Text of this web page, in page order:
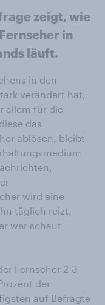
zeigt, wie
in
läuft.
in den
verändert hat,
allem für die
das
ablösen, bleibt
wird eine
täglich reizt,
wer schaut
Fernseher 2-3
der
auf Befragte